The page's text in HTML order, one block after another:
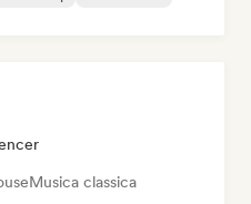
Musica classica